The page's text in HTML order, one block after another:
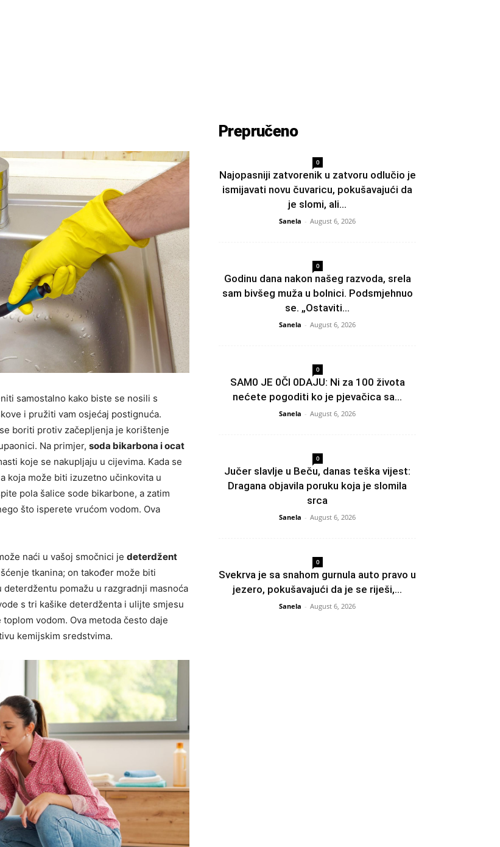
samostalno kako biste se nosili s
i pružiti vam osjećaj postignuća.
boriti protiv začepljenja je korištenje
Na primjer, soda bikarbona i ocat
koje se nakupljaju u cijevima. Kada se
koja može biti izuzetno učinkovita u
pola šalice sode bikarbone, a zatim
što isperete vrućom vodom. Ova
naći u vašoj smočnici je deterdžent
tkanina; on također može biti
pomažu u razgradnji masnoća
s tri kašike deterdženta i ulijte smjesu
vodom. Ova metoda često daje
kemijskim sredstvima.
Prepručeno
0
Najopasniji zatvorenik u zatvoru odlučio je
ismijavati novu čuvaricu, pokušavajući da
je slomi, ali...
Sanela - August 6, 2026
0
Godinu dana nakon našeg razvoda, srela
sam bivšeg muža u bolnici. Podsmjehnuo
se. „Ostaviti...
Sanela - August 6, 2026
0
SAM0 JE 0Čl 0DAJU: Ni za 100 života
nećete pogoditi ko je pjevačica sa...
Sanela - August 6, 2026
0
Jučer slavlje u Beču, danas teška vijest:
Dragana objavila poruku koja je slomila
srca
Sanela - August 6, 2026
0
Svekrva je sa snahom gurnula auto pravo u
jezero, pokušavajući da je se riješi,...
Sanela - August 6, 2026